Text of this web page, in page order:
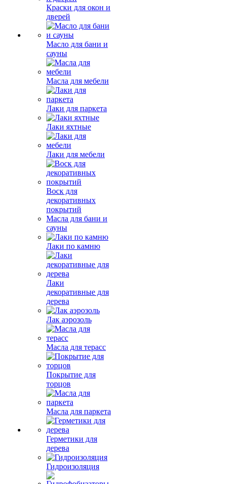
Краски для окон и
дверей
Масло для бани и
сауны
Масла для мебели
Лаки для паркета
Лаки яхтные
Лаки для мебели
Воск для
декоративных
покрытий
Масла для бани и
сауны
Лаки по камню
Лаки
декоративные для
дерева
Лак аэрозоль
Масла для терасс
Покрытие для
торцов
Масла для паркета
Герметики для
дерева
Гидроизоляция